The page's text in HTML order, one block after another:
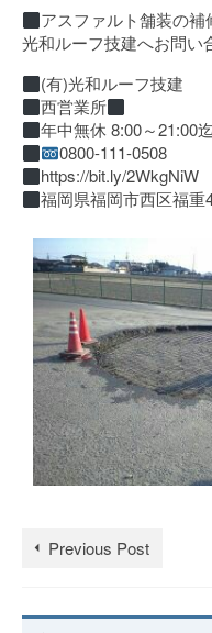
アスファルト舗装の
光和ルーフ技建へお問い
(有)光和ルーフ技建
西営業所
年中無休 8:00～21:00迄
0800-111-0508
https://bit.ly/2WkgNiW
福岡県福岡市西区福重
Previous Post